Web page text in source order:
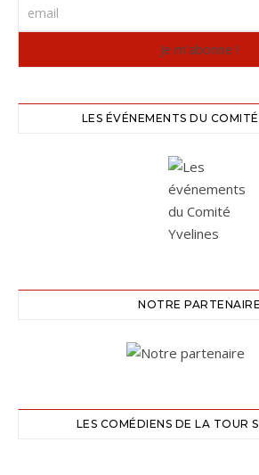
LES ÉVÉNEMENTS DU
NOTRE PARTENAIRE
LES COMÉDIENS DE LA TOUR